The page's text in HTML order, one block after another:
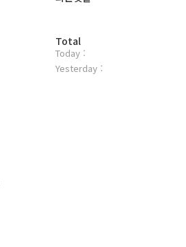
방
문
자
Total
Today :
Yesterday :